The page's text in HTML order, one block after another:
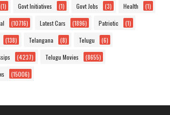
(1) Govt Initiatives (1) Govt Jobs (3) Health (1)
(10716) Latest Cars (1896) Patriotic (1)
(138) Telangana (8) Telugu (6)
(4237) Telugu Movies (8655)
(15006)